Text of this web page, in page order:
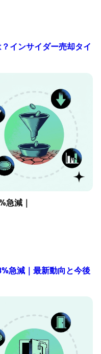
インサイダー売却タイ
急減｜
急減｜最新動向と今後